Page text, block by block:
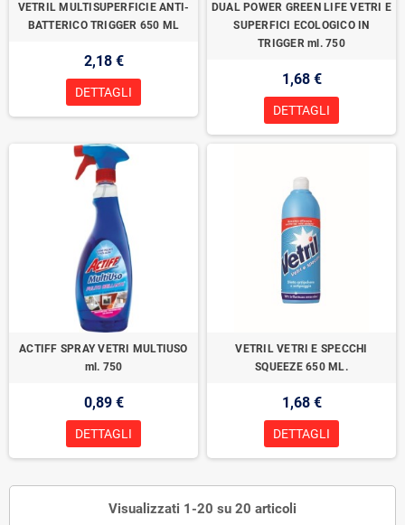
VETRIL MULTISUPERFICIE ANTI-
BATTERICO TRIGGER 650 ML
2,18 €
DETTAGLI
DUAL POWER GREEN LIFE VETRI E
SUPERFICI ECOLOGICO IN
TRIGGER ml. 750
1,68 €
DETTAGLI
ACTIFF SPRAY VETRI MULTIUSO
ml. 750
0,89 €
DETTAGLI
VETRIL VETRI E SPECCHI
SQUEEZE 650 ML.
1,68 €
DETTAGLI
Visualizzati 1-20 su 20 articoli